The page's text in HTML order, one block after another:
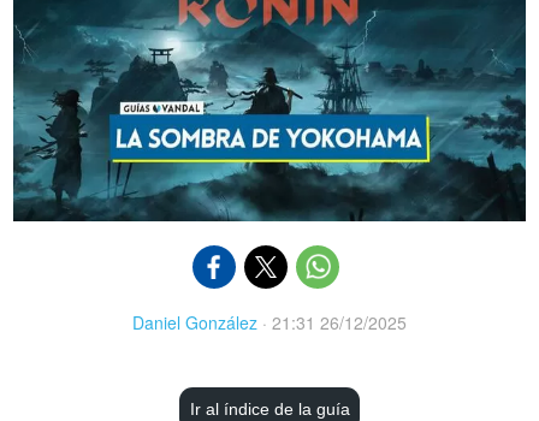
Daniel González · 21:31 26/12/2025
Ir al índice de la guía